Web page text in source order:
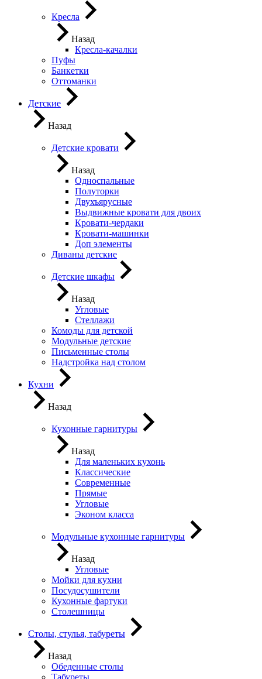
Кресла
Назад
Кресла-качалки
Пуфы
Банкетки
Оттоманки
Детские
Назад
Детские кровати
Назад
Односпальные
Полуторки
Двухъярусные
Выдвижные кровати для двоих
Кровати-чердаки
Кровати-машинки
Доп элементы
Диваны детские
Детские шкафы
Назад
Угловые
Стеллажи
Комоды для детской
Модульные детские
Письменные столы
Надстройка над столом
Кухни
Назад
Кухонные гарнитуры
Назад
Для маленьких кухонь
Классические
Современные
Прямые
Угловые
Эконом класса
Модульные кухонные гарнитуры
Назад
Угловые
Мойки для кухни
Посудосушители
Кухонные фартуки
Столешницы
Столы, стулья, табуреты
Назад
Обеденные столы
Табуреты